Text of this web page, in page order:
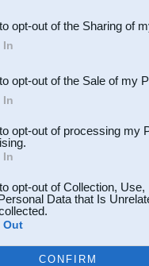
Participants
opt-out of the Sharing of
In
opt-out of the Sale of my
In
opt-out of processing my
In
opt-out of Collection,
Data that Is
Out
CONFIRM